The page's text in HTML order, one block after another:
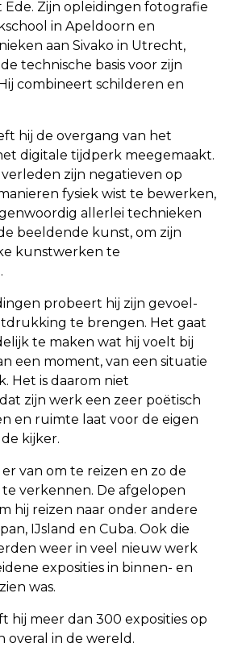
Ede. Zijn opleidingen fotografie
in Apeldoorn en
aan Sivako in Utrecht,
technische basis voor zijn
combineert schilderen en
hij de overgang van het
digitale tijdperk meegemaakt.
zijn negatieven op
fysiek wist te bewerken,
allerlei technieken
beeldende kunst, om zijn
kunstwerken te
probeert hij zijn gevoel-
te brengen. Het gaat
te maken wat hij voelt bij
een moment, van een situatie
Het is daarom niet
zijn werk een zeer poëtisch
en ruimte laat voor de eigen
de kijker.
van om te reizen en zo de
verkennen. De afgelopen
hij reizen naar onder andere
IJsland en Cuba. Ook die
weer in veel nieuw werk
exposities in binnen- en
was.
hij meer dan 300 exposities op
overal in de wereld.